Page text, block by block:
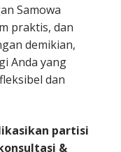
Samowa
praktis, dan
demikian,
Anda yang
dan
partisi
&